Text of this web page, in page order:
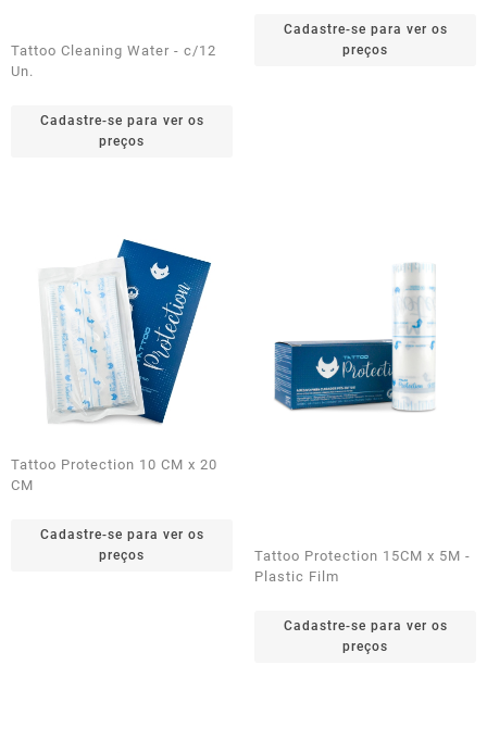
Tattoo Cleaning Water - c/12
Un.
Cadastre-se para ver os
preços
Cadastre-se para ver os
preços
Tattoo Protection 10 CM x 20
CM
Cadastre-se para ver os
preços
Tattoo Protection 15CM x 5M -
Plastic Film
Cadastre-se para ver os
preços